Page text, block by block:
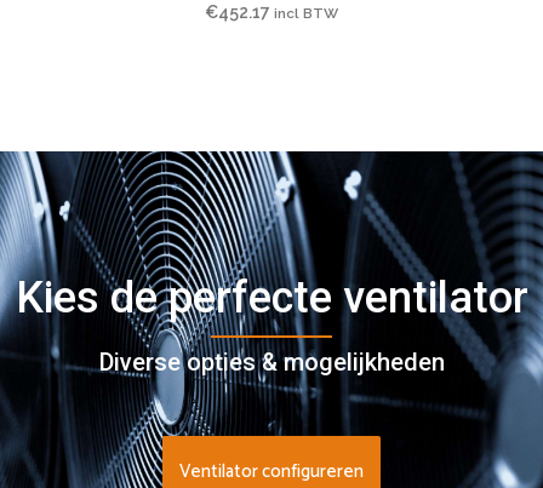
€452.17 incl BTW
Kies de perfecte ventilator
Diverse opties & mogelijkheden
Ventilator configureren